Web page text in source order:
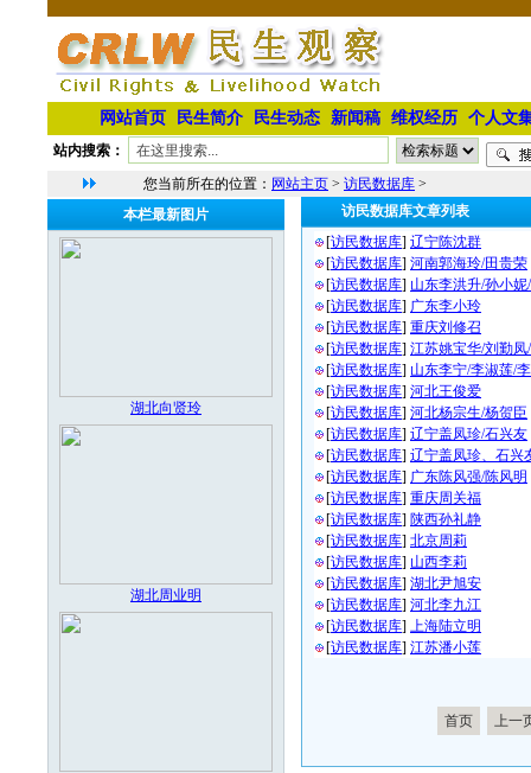
网站首页 民生简介 民生动态 新闻稿 维权经历 个人文
站内搜索：
您当前所在的位置： 网站主页 > 访民数据库 >
本栏最新图片
湖北向贤玲
湖北周业明
访民数据库文章列表
[访民数据库] 辽宁陈沈群
[访民数据库] 河南郭海玲/田贵荣
[访民数据库] 山东李洪升/孙小
[访民数据库] 广东李小玲
[访民数据库] 重庆刘修召
[访民数据库] 江苏姚宝华/刘勤
[访民数据库] 山东李宁/李淑莲/
[访民数据库] 河北王俊爱
[访民数据库] 河北杨宗生/杨贺臣
[访民数据库] 辽宁盖凤珍/石兴友
[访民数据库] 辽宁盖凤珍、石兴
[访民数据库] 广东陈风强/陈风明
[访民数据库] 重庆周关福
[访民数据库] 陕西孙礼静
[访民数据库] 北京周莉
[访民数据库] 山西李莉
[访民数据库] 湖北尹旭安
[访民数据库] 河北李九江
[访民数据库] 上海陆立明
[访民数据库] 江苏潘小莲
首页 上一